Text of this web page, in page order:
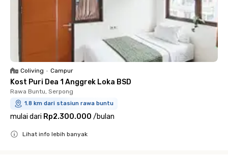
Coliving • Campur
Kost Puri Dea 1 Anggrek Loka BSD
Rawa Buntu, Serpong
1.8 km dari stasiun rawa buntu
mulai dari Rp2.300.000 /bulan
Lihat info lebih banyak